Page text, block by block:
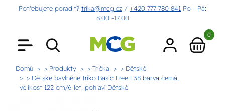
Potřebujete poradit? trika@mcg.cz / +420 777 780 841 Po - Pá:
8:00 -17:00
0
Domů > Produkty > Trička
> Dětské
> Dětské bavlněné triko Basic Free F38 barva černá,
velikost 122 cm/6 let, pohlaví Dětské